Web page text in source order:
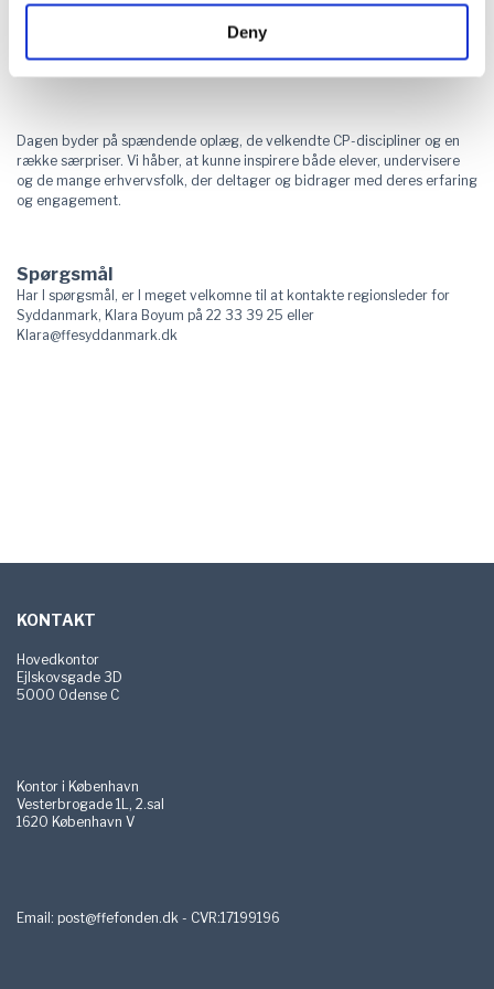
Deny
Dagen byder på spændende oplæg, de velkendte CP-discipliner og en
række særpriser. Vi håber, at kunne inspirere både elever, undervisere
og de mange erhvervsfolk, der deltager og bidrager med deres erfaring
og engagement.
Spørgsmål
Har I spørgsmål, er I meget velkomne til at kontakte regionsleder for
Syddanmark, Klara Boyum på 22 33 39 25 eller
Klara@ffesyddanmark.dk
KONTAKT
Hovedkontor
Ejlskovsgade 3D
5000 Odense C
Kontor i København
Vesterbrogade 1L, 2.sal
1620 København V
Email: post@ffefonden.dk - CVR:17199196